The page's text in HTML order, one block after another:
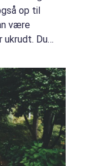
op til
være
ukrudt. Du